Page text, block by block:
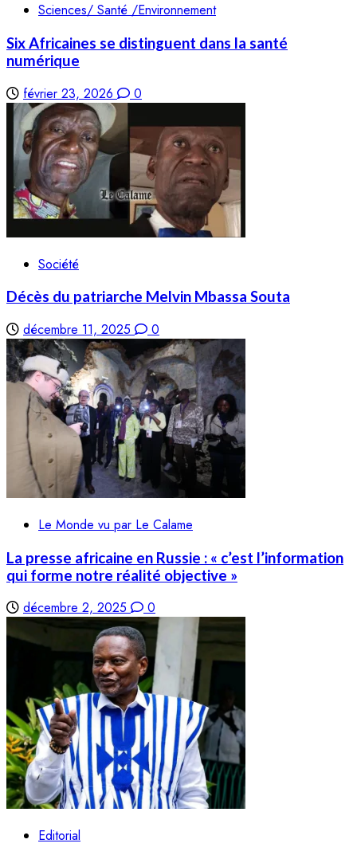
Sciences/ Santé /Environnement
Six Africaines se distinguent dans la santé
numérique
février 23, 2026 0
Société
Décès du patriarche Melvin Mbassa Souta
décembre 11, 2025 0
Le Monde vu par Le Calame
La presse africaine en Russie : « c’est l’information
qui forme notre réalité objective »
décembre 2, 2025 0
Editorial